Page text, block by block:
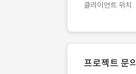
클라이언트 위치
프로젝트 문의